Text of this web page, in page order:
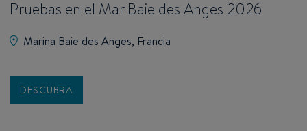
Pruebas en el Mar Baie des Anges 2026
Marina Baie des Anges, Francia
DESCUBRA